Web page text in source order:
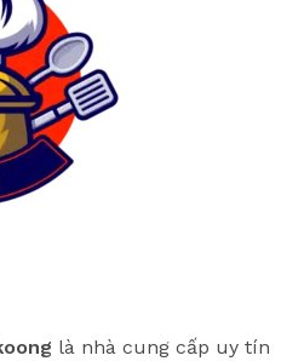
là nhà cung cấp uy tín